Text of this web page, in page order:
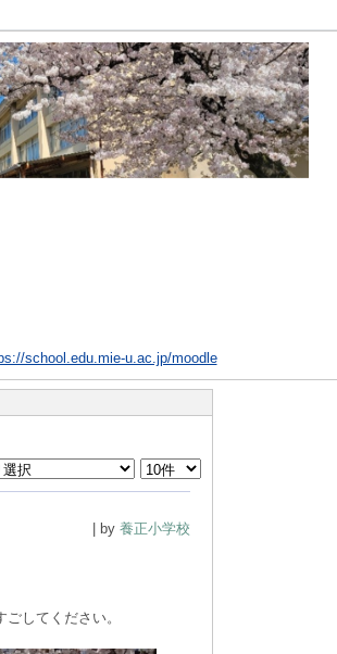
school.edu.mie-u.ac.jp/moodle
| by 養正小学校
してください。